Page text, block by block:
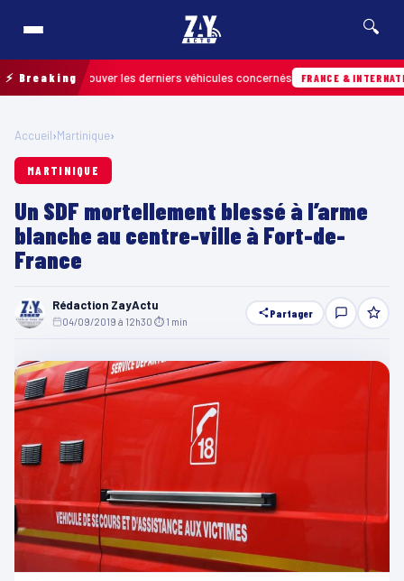
🔍
⚡ Breaking
retrouver les derniers véhicules concernés FRANCE & INTERNATIONALE
Accueil›Martinique›
MARTINIQUE
Un SDF mortellement blessé à l’arme
blanche au centre-ville à Fort-de-
France
Rédaction ZayActu
04/09/2019 à 12h30 ⏱ 1 min
Partager